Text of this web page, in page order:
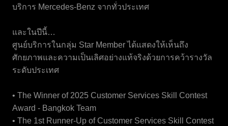
บริการ Mercedes-Benz จากทั่วประเทศ
และในปีนี้…
ศูนย์บริการในกลุ่ม Star Member ได้แสดงให้เห็นถึง
ศักยภาพและความเป็นเลิศอย่างแท้จริงด้วยการคว้ารางวัล
ระดับประเทศ
• The Winner of 2025 Customer Services Skill Contest
Award - Bangkok Team
• The 1st Runner-Up of Customer Services Skill Contest